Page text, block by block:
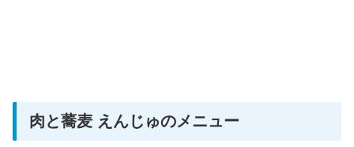
肉と蕎麦 えんじゅのメニュー